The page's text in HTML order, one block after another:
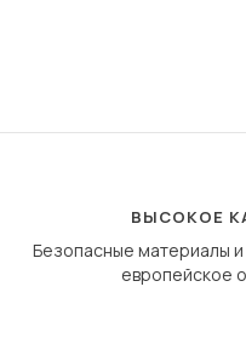
ВЫСОКОЕ
Безопасные материалы
европейское